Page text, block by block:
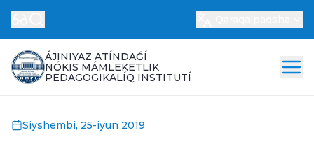
ÁJINIYAZ ATÍNDAǴÍ
NÓKIS MÁMLEKETLIK
PEDAGOGIKALÍQ INSTITUTÍ
Siyshembi, 25-iyun 2019